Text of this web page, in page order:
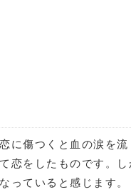
に傷つくと血の涙を
恋をしたものです。
っていると感じます。